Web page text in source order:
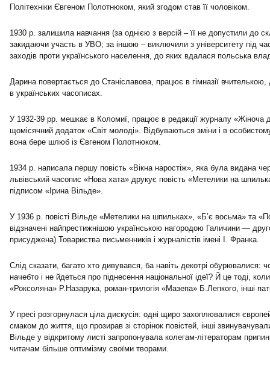
Політехніки Євгеном Полотнюком, який згодом став її чоловіком.
1930 р. залишила навчання (за однією з версій – її не допустили до
закидаючи участь в УВО; за іншою – виключили з університету під
заходів проти українського населення, до яких вдалася польська
Дарина повертається до Станіславова, працює в гімназії вчителькою,
в українських часописах.
У 1932-39 рр. мешкає в Коломиї, працює в редакції журналу «Жіноча
щомісячний додаток «Світ молоді». Відбуваються зміни і в
вона бере шлюб із Євгеном Полотнюком.
1934 р. написала першу повість «Вікна наростіж», яка була видана
львівський часопис «Нова хата» друкує повість «Метелики на
підписом «Ірина Вільде».
У 1936 р. повісті Вільде «Метелики на шпильках», «Б’є восьма» та
відзначені найпрестижнішою українською нагородою Галичини —
присуджена) Товариства письменників і журналістів імені І. Франка.
Слід сказати, багато хто дивувався, ба навіть декотрі обурювалися:
начебто і не йдеться про піднесення національної ідеї? Й це тоді,
«Роксоляна» Р.Назарука, роман-трилогія «Мазепа» Б.Лепкого, інші
У пресі розгорнулася ціла дискусія: одні щиро захоплювалися
смаком до життя, що прозирав зі сторінок повістей, інші
Вільде у відкритому листі запропонувала колегам-літераторам
читачам більше оптимізму своїми творами.